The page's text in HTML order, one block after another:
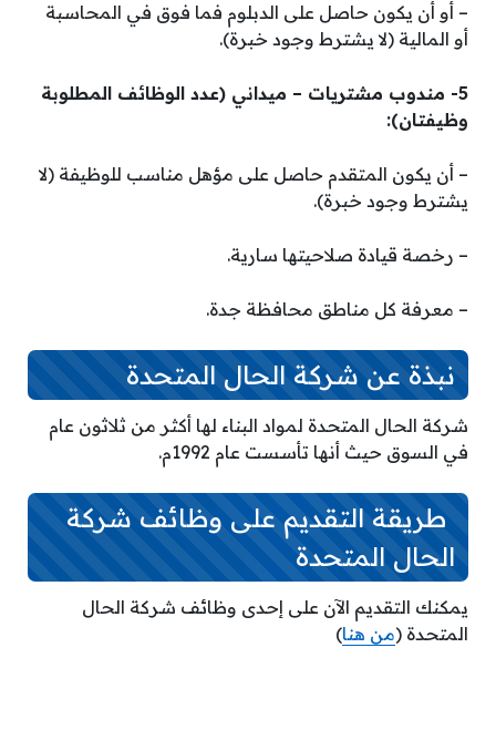
– أو أن يكون حاصل على الدبلوم فما فوق في المحاسبة
أو المالية (لا يشترط وجود خبرة).
5- مندوب مشتريات – ميداني (عدد الوظائف المطلوبة
وظيفتان):
– أن يكون المتقدم حاصل على مؤهل مناسب للوظيفة (لا
يشترط وجود خبرة).
– رخصة قيادة صلاحيتها سارية.
– معرفة كل مناطق محافظة جدة.
نبذة عن شركة الحال المتحدة
شركة الحال المتحدة لمواد البناء لها أكثر من ثلاثون عام
في السوق حيث أنها تأسست عام 1992م.
طريقة التقديم على وظائف شركة
الحال المتحدة
يمكنك التقديم الآن على إحدى وظائف شركة الحال
المتحدة (من هنا)